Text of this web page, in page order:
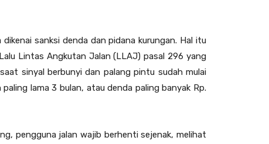
sanksi denda dan pidana kurungan. Hal itu
Lintas Angkutan Jalan (LLAJ) pasal 296 yang
sinyal berbunyi dan palang pintu sudah mulai
lama 3 bulan, atau denda paling banyak Rp.
pengguna jalan wajib berhenti sejenak, melihat